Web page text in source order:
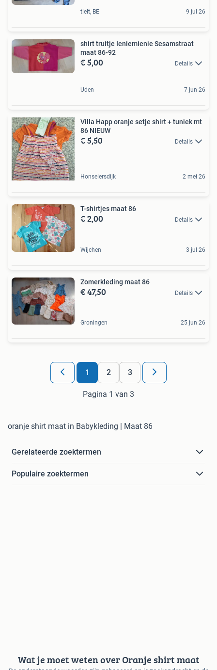
tielt, BE 9 jul 26
shirt truitje Ieniemienie Sesamstraat
maat 86-92
€ 5,00 Details
Uden 7 jun 26
Villa Happ oranje setje shirt + tuniek mt
86 NIEUW
€ 5,50 Details
Honselersdijk 2 mei 26
T-shirtjes maat 86
€ 2,00 Details
Wijchen 3 jul 26
Zomerkleding maat 86
€ 47,50 Details
Groningen 25 jun 26
1 2 3
Pagina 1 van 3
oranje shirt maat in Babykleding | Maat 86
Gerelateerde zoektermen
Populaire zoektermen
Wat je moet weten over Oranje shirt maat